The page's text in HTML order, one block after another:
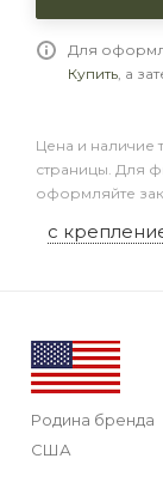
Для
Купить, а
Цена и наличие
страницы. Для
оформляйте
с
Родина бренда
США